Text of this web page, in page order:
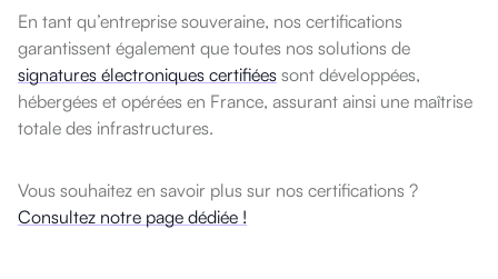
En tant qu’entreprise souveraine, nos certifications
garantissent également que toutes nos solutions de
signatures électroniques certifiées sont développées,
hébergées et opérées en France, assurant ainsi une maîtrise
totale des infrastructures.
Vous souhaitez en savoir plus sur nos certifications ?
Consultez notre page dédiée !